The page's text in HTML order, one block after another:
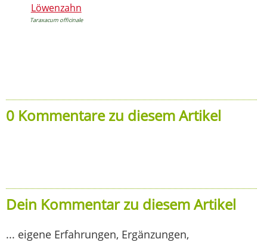
Löwenzahn
Taraxacum officinale
0 Kommentare zu diesem Artikel
Dein Kommentar zu diesem Artikel
... eigene Erfahrungen, Ergänzungen,